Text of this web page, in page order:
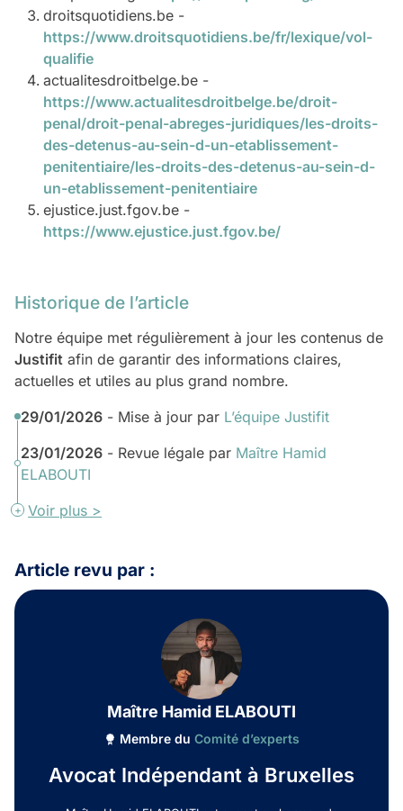
droitsquotidiens.be -
https://www.droitsquotidiens.be/fr/lexique/vol-
qualifie
actualitesdroitbelge.be -
https://www.actualitesdroitbelge.be/droit-
penal/droit-penal-abreges-juridiques/les-droits-
des-detenus-au-sein-d-un-etablissement-
penitentiaire/les-droits-des-detenus-au-sein-d-
un-etablissement-penitentiaire
ejustice.just.fgov.be -
https://www.ejustice.just.fgov.be/
Historique de l’article
Notre équipe met régulièrement à jour les contenus de
Justifit afin de garantir des informations claires,
actuelles et utiles au plus grand nombre.
29/01/2026 - Mise à jour par L’équipe Justifit
23/01/2026 - Revue légale par Maître Hamid
ELABOUTI
Voir plus >
Article revu par :
Maître Hamid ELABOUTI
Membre du Comité d’experts
Avocat Indépendant à Bruxelles